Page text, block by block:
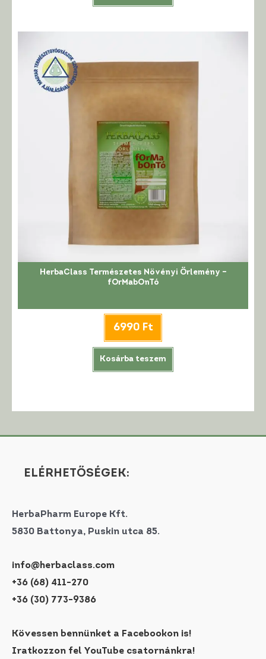
HerbaClass Természetes Növényi Őrlemény –
fOrMabOnTó
6990 Ft
Kosárba teszem
ELÉRHETŐSÉGEK:
HerbaPharm Europe Kft.
5830 Battonya, Puskin utca 85.
info@herbaclass.com
+36 (68) 411-270
+36 (30) 773-9386
Kövessen bennünket a Facebookon is!
Iratkozzon fel YouTube csatornánkra!